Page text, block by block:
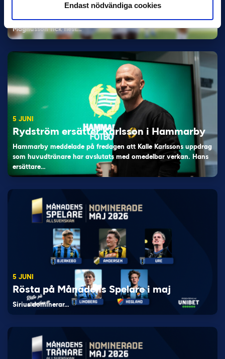
Endast nödvändiga cookies
Magnusson fick flest…
5 JUNI
Rydström ersätter Karlsson i Hammarby
Hammarby meddelade på fredagen att Kalle Karlssons uppdrag
som huvudtränare har avslutats med omedelbar verkan. Hans
ersättare…
5 JUNI
Rösta på Månadens Spelare i maj
Sirius dominerar…